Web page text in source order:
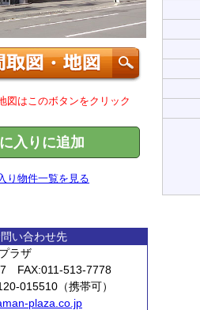
図はこのボタンをクリック
入りに追加
り物件一覧を見る
い合わせ先
ラザ
FAX:011-513-7778
015510（携帯可）
plaza.co.jp